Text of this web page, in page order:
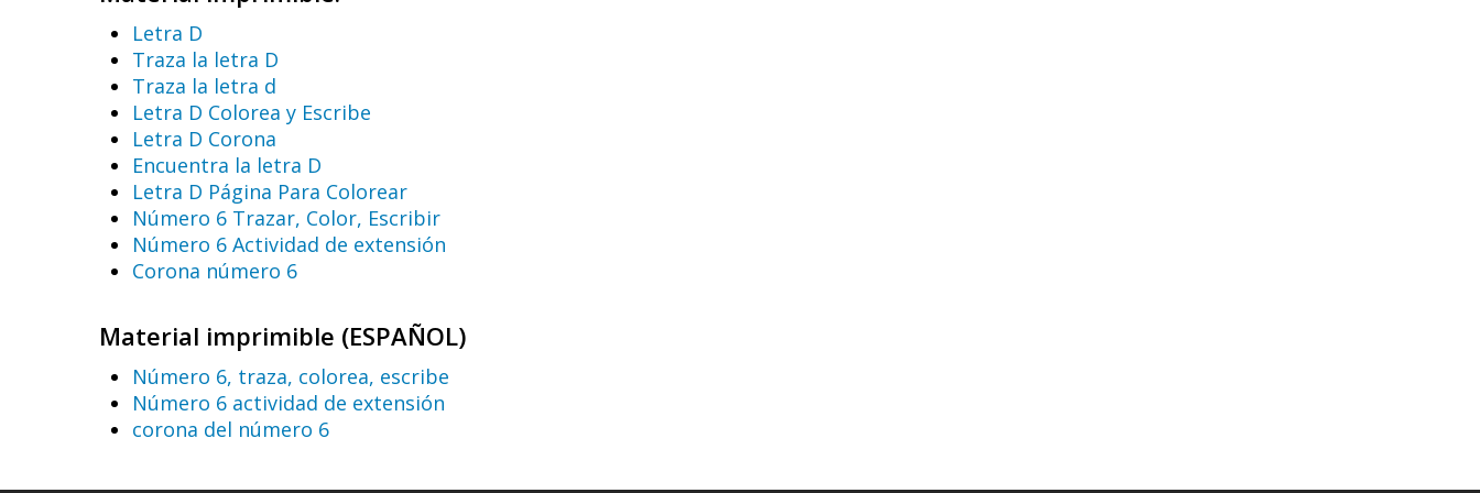
Letra D
Traza la letra D
Traza la letra d
Letra D Colorea y Escribe
Letra D Corona
Encuentra la letra D
Letra D Página Para Colorear
Número 6 Trazar, Color, Escribir
Número 6 Actividad de extensión
Corona número 6
Material imprimible (ESPAÑOL)
Número 6, traza, colorea, escribe
Número 6 actividad de extensión
corona del número 6